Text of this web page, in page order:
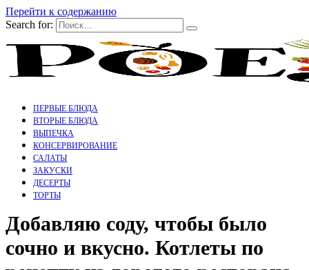
Перейти к содержанию
Search for:
ПЕРВЫЕ БЛЮДА
ВТОРЫЕ БЛЮДА
ВЫПЕЧКА
КОНСЕРВИРОВАНИЕ
САЛАТЫ
ЗАКУСКИ
ДЕСЕРТЫ
ТОРТЫ
Добавляю соду, чтобы было
сочно и вкусно. Котлеты по